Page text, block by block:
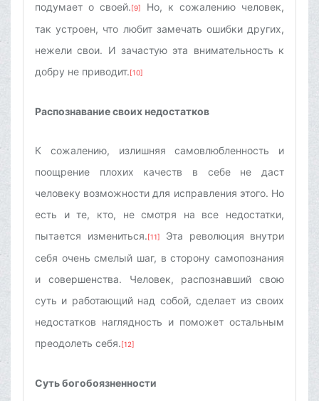
подумает о своей.[9]
Но, к сожалению человек,
так устроен, что любит замечать ошибки других,
нежели свои. И зачастую эта внимательность к
добру не приводит.[10]
Распознавание своих недостатков
К сожалению, излишняя самовлюбленность и
поощрение плохих качеств в себе не даст
человеку возможности для исправления этого. Но
есть и те, кто, не смотря на все недостатки,
пытается измениться.[11]
Эта революция внутри
себя очень смелый шаг, в сторону самопознания
и совершенства. Человек, распознавший свою
суть и работающий над собой, сделает из своих
недостатков наглядность и поможет остальным
преодолеть себя.[12]
Суть богобоязненности